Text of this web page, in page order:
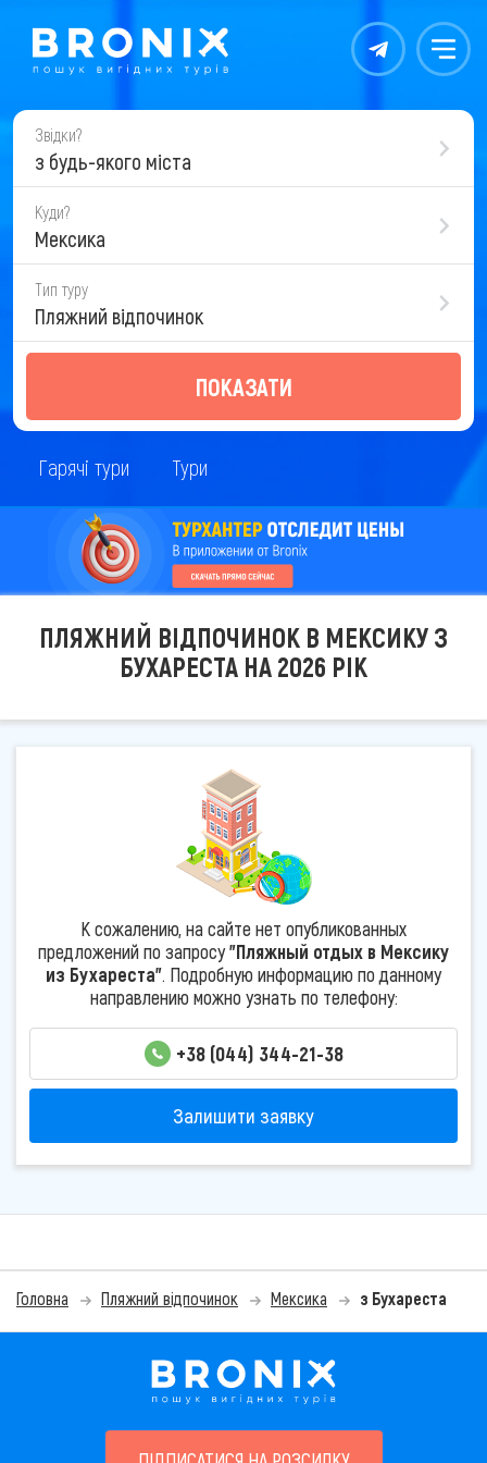
Контакты Меню
Звідки?
з будь-якого міста
Куди?
Мексика
Тип туру
Пляжний відпочинок
ПОКАЗАТИ
Гарячі тури Тури
ПЛЯЖНИЙ ВІДПОЧИНОК В МЕКСИКУ З
БУХАРЕСТА НА 2026 РІК
К сожалению, на сайте нет опубликованных
предложений по запросу"Пляжный отдых в Мексику
из Бухареста". Подробную информацию по данному
направлению можно узнать по телефону:
+38 (044) 344-21-38
Залишити заявку
Головна Пляжний відпочинок Мексика з Бухареста